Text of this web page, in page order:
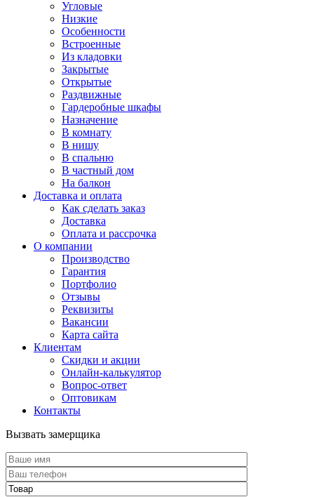
Угловые
Низкие
Особенности
Встроенные
Из кладовки
Закрытые
Открытые
Раздвижные
Гардеробные шкафы
Назначение
В комнату
В нишу
В спальню
В частный дом
На балкон
Доставка и оплата
Как сделать заказ
Доставка
Оплата и рассрочка
О компании
Производство
Гарантия
Портфолио
Отзывы
Реквизиты
Вакансии
Карта сайта
Клиентам
Скидки и акции
Онлайн-калькулятор
Вопрос-ответ
Оптовикам
Контакты
Вызвать замерщика